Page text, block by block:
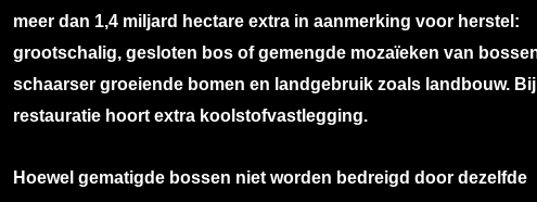
meer dan 1,4 miljard hectare extra in aanmerking voor herstel:
grootschalig, gesloten bos of gemengde mozaïeken van
schaarser groeiende bomen en landgebruik zoals landbouw. Bij
restauratie hoort extra koolstofvastlegging.
Hoewel gematigde bossen niet worden bedreigd door dezelfde